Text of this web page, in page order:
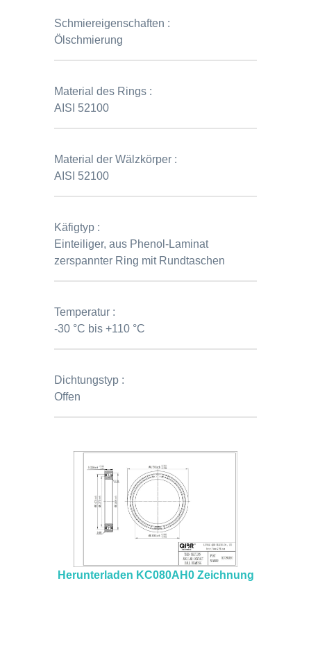
Schmiereigenschaften :
Ölschmierung
Material des Rings :
AISI 52100
Material der Wälzkörper :
AISI 52100
Käfigtyp :
Einteiliger, aus Phenol-Laminat
zerspannter Ring mit Rundtaschen
Temperatur :
-30 °C bis +110 °C
Dichtungstyp :
Offen
Herunterladen KC080AH0 Zeichnung